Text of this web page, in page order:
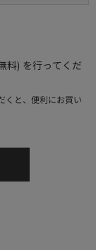
料) を行ってくだ
くと、便利にお買い